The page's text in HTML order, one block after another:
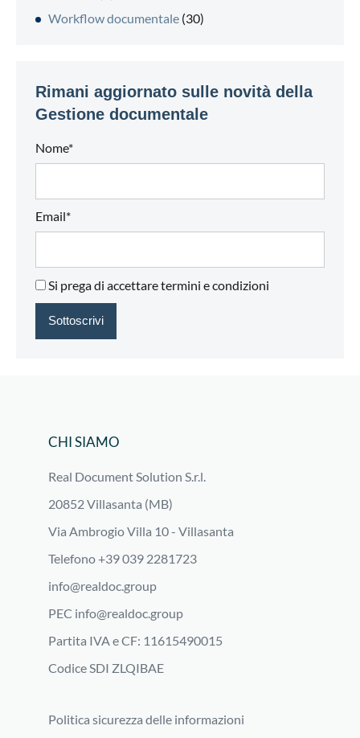
Workflow documentale (30)
Rimani aggiornato sulle novità della
Gestione documentale
Nome*
Email*
Si prega di accettare termini e condizioni
CHI SIAMO
Real Document Solution S.r.l.
20852 Villasanta (MB)
Via Ambrogio Villa 10 - Villasanta
Telefono +39 039 2281723
info@realdoc.group
PEC info@realdoc.group
Partita IVA e CF: 11615490015
Codice SDI ZLQIBAE
Politica sicurezza delle informazioni